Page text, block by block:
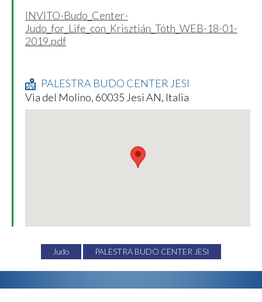
INVITO-Budo_Center-
Judo_for_Life_con_Krisztián_Tóth_WEB-18-01-
2019.pdf
PALESTRA BUDO CENTER JESI
Via del Molino, 60035 Jesi AN, Italia
Judo PALESTRA BUDO CENTER JESI